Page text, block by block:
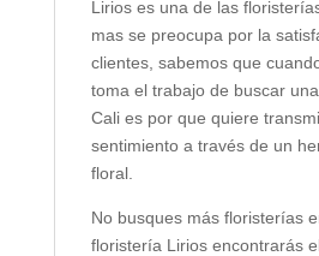
Lirios es una de las
mas se preocupa por la
clientes, sabemos que
toma el trabajo de buscar
Cali es por que quiere
sentimiento a través de un
floral.
No busques más floristerías
floristería Lirios encontrarás